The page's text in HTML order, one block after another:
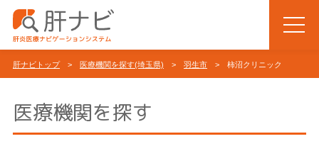
肝ナビトップ> 医療機関を探す(埼玉県) > 羽生市 > 柿沼クリニック
医療機関を探す